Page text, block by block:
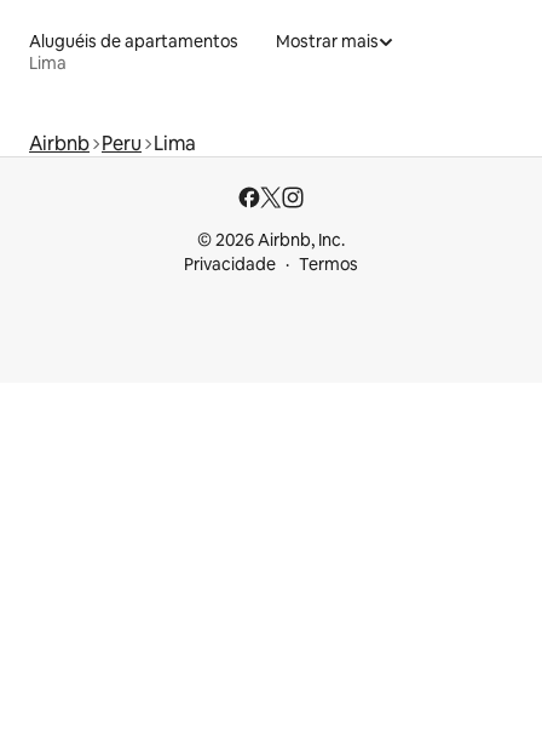
Aluguéis de apartamentos
Lima
Mostrar mais
Airbnb Peru Lima
© 2026 Airbnb, Inc.
Privacidade
Termos